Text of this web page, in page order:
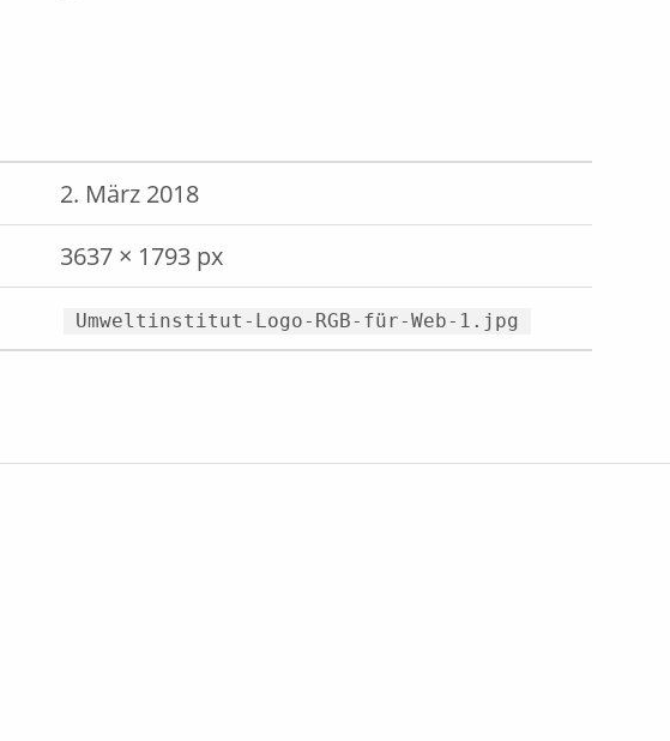
2. März 2018
3637 × 1793 px
Umweltinstitut-Logo-RGB-für-Web-1.jpg